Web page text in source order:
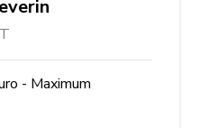
- Maximum